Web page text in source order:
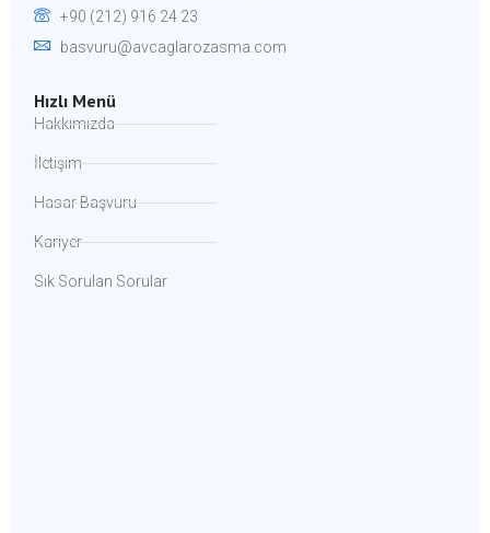
+90 (212) 916 24 23
basvuru@avcaglarozasma.com
Hızlı Menü
Hakkımızda
İletişim
Hasar Başvuru
Kariyer
Sık Sorulan Sorular